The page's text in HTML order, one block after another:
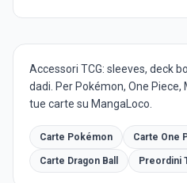
Accessori TCG: sleeves, deck
dadi. Per Pokémon, One Piece,
tue carte su MangaLoco.
Carte Pokémon Carte One
Carte Dragon Ball Preordini